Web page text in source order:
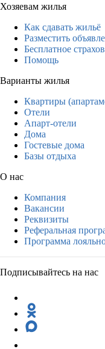
Хозяевам жилья
Как сдавать жильё
Разместить
Бесплатное
Помощь
Варианты жилья
Квартиры
Отели
Апарт-отели
Дома
Гостевые дома
Базы отдыха
О нас
Компания
Вакансии
Реквизиты
Реферальная
Программа
Подписывайтесь на нас